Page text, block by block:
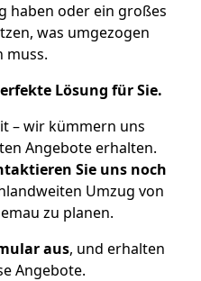
haben oder ein großes
was umgezogen
muss.
Lösung für Sie.
– wir kümmern uns
Angebote erhalten.
Sie uns noch
Umzug von
zu planen.
aus, und erhalten
Angebote.